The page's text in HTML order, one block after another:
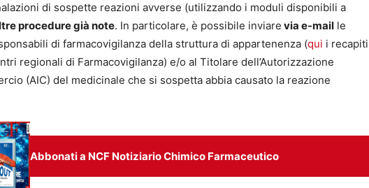
di sospette reazioni avverse (utilizzando i moduli disponibili a
procedure già note. In particolare, è possibile inviare via e-mail le
di farmacovigilanza della struttura di appartenenza (qui i recapiti
regionali di Farmacovigilanza) e/o al Titolare dell’Autorizzazione
(AIC) del medicinale che si sospetta abbia causato la reazione
Abbonati a NCF Notiziario Chimico Farmaceutico